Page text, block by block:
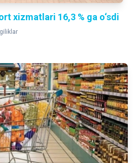
xizmatlari 16,3 % ga o‘sdi